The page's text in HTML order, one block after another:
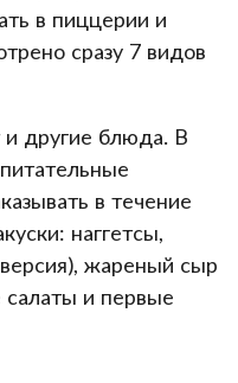
в пиццерии и
сразу 7 видов
другие блюда. В
в течение
наггетсы,
жареный сыр
и первые